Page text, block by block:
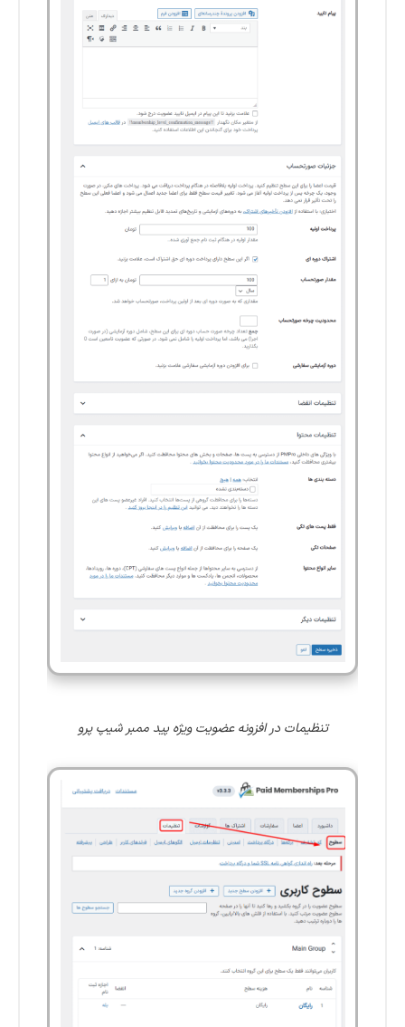
تنظیمات در افزونه عضویت ویژه پید ممبر شیپ پرو